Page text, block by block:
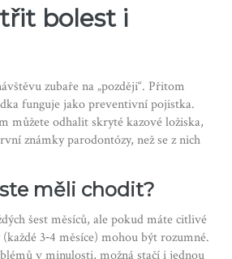
bolest i
zubaře na „později“. Přitom
funguje jako preventivní pojistka.
můžete odhalit skryté kazové ložiska,
známky parodontózy, než se z nich
měli chodit?
šest měsíců, ale pokud máte citlivé
3‑4 měsíce) mohou být rozumné.
v minulosti, možná stačí i jednou